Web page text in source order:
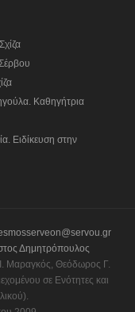
Καθηγήτρια
Ειδίκευση στην
Δημητρόπουλος
Μαραγκός, Θεόδωρος Γ.
σε Ενότητες και